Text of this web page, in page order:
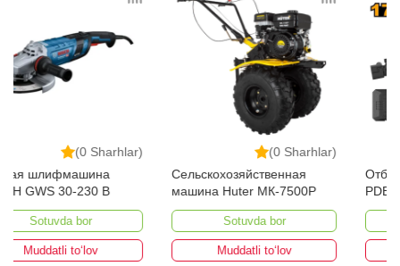
(0 Sharhlar)
Сельскохозяйственная
машина Huter МК-7500P
Sotuvda bor
Muddatli to‘lov
(0 Sharhlar)
Отбойный молоток INGCO
PDB 17026
Sotuvda bor
Muddatli to‘lov